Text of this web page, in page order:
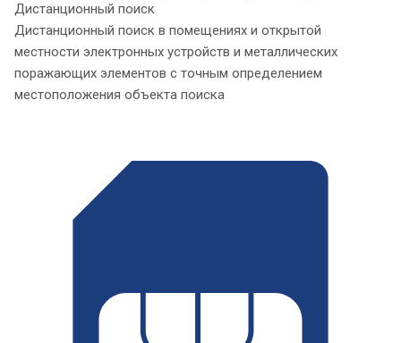
Дистанционный поиск
Дистанционный поиск в помещениях и открытой
местности электронных устройств и металлических
поражающих элементов с точным определением
местоположения объекта поиска